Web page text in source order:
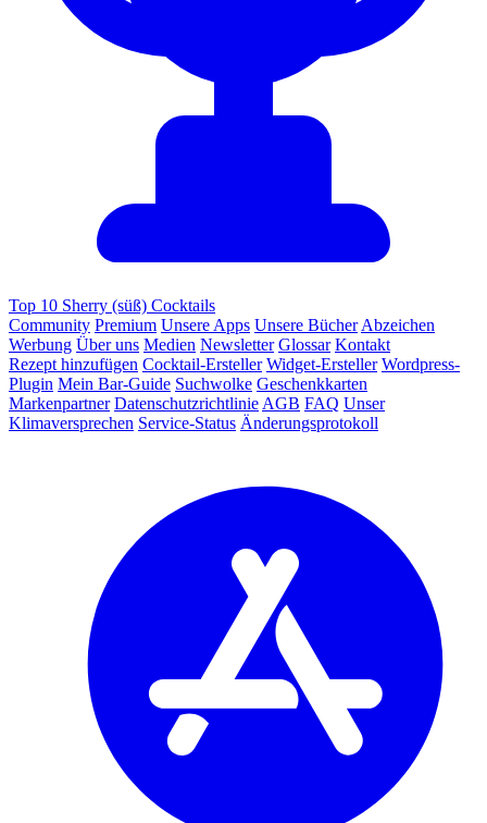
Top 10 Sherry (süß) Cocktails
Community Premium Unsere Apps Unsere Bücher Abzeichen
Werbung Über uns Medien Newsletter Glossar Kontakt
Rezept hinzufügen Cocktail-Ersteller Widget-Ersteller Wordpress-
Plugin Mein Bar-Guide Suchwolke Geschenkkarten
Markenpartner Datenschutzrichtlinie AGB FAQ Unser
Klimaversprechen Service-Status Änderungsprotokoll